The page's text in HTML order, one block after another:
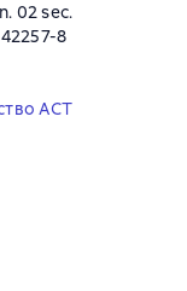
02 sec.
8
АСТ